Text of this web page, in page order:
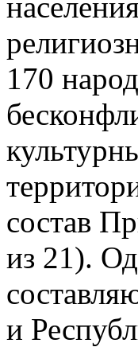
170
состав
из 21).
и